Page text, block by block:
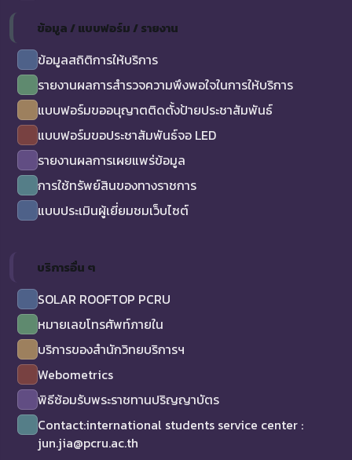
ข้อมูล / แบบฟอร์ม / รายงาน
ข้อมูลสถิติการให้บริการ
รายงานผลการสำรวจความพึงพอใจในการให้บริการ
แบบฟอร์มขออนุญาตติดตั้งป้ายประชาสัมพันธ์
แบบฟอร์มขอประชาสัมพันธ์จอ LED
รายงานผลการเผยแพร่ข้อมูล
การใช้ทรัพย์สินของทางราชการ
แบบประเมินผู้เยี่ยมชมเว็บไซต์
บริการอื่น ๆ
SOLAR ROOFTOP PCRU
หมายเลขโทรศัพท์ภายใน
บริการของสำนักวิทยบริการฯ
Webometrics
พิธีซ้อมรับพระราชทานปริญญาบัตร
Contact:international students service center :
jun.jia@pcru.ac.th